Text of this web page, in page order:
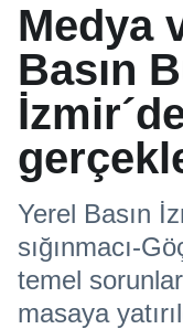
Medya
Basın
Yerel Basın
sığınmacı-
temel
masaya